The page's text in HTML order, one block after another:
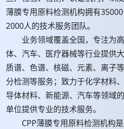
薄膜专用原料检测机构拥有
2000人的技术服务团队。
业务领域覆盖全国，专注为
体、汽车、医疗器械等行业提供
质谱、色谱、核磁、元素、离子
分检测等服务；致力于化学材料
导体材料、新能源、汽车等领域
单位提供专业的技术服务。
CPP薄膜专用原料检测机构